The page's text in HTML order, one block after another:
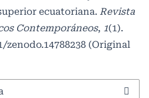
ecuatoriana. Revista
Contemporáneos, 1(1).
(Original